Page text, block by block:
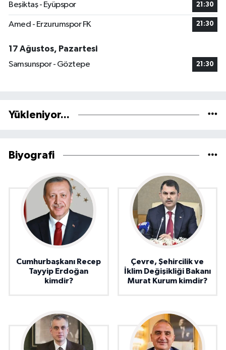
Beşiktaş - Eyüpspor 21:30
Amed - Erzurumspor FK 21:30
17 Ağustos, Pazartesi
Samsunspor - Göztepe
21:30
Yükleniyor...
Biyografi
Cumhurbaşkanı Recep
Tayyip Erdoğan
kimdir?
Çevre, Şehircilik ve
İklim Değişikliği Bakanı
Murat Kurum kimdir?